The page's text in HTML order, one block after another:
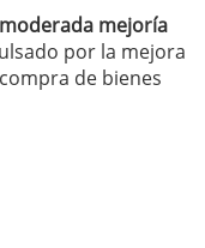
mejoría
por la mejora
de bienes